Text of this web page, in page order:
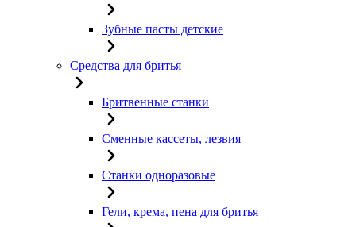
Зубные пасты детские
Средства для бритья
Бритвенные станки
Сменные кассеты, лезвия
Станки одноразовые
Гели, крема, пена для бритья